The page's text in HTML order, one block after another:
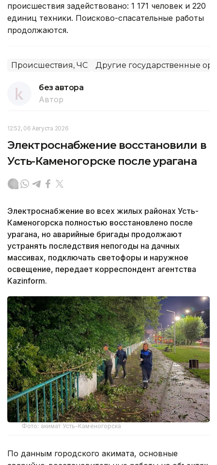
происшествия задействовано: 1 171 человек и 220
единиц техники. Поисково-спасательные работы
продолжаются.
Происшествия, ЧС Другие государственные
без автора
Автор
12:52, 06 Августа 2026
Электроснабжение восстановили в
Усть-Каменогорске после урагана
Электроснабжение во всех жилых районах Усть-
Каменогорска полностью восстановлено после
урагана, но аварийные бригады продолжают
устранять последствия непогоды на дачных
массивах, подключать светофоры и наружное
освещение, передает корреспондент агентства
Kazinform.
Фото: акимат Усть-Каменогорска
По данным городского акимата, основные